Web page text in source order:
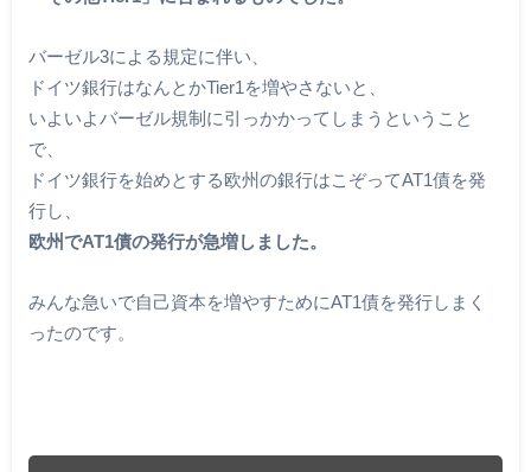
バーゼル3による規定に伴い、
ドイツ銀行はなんとかTier1を増やさないと、
いよいよバーゼル規制に引っかかってしまうということ
で、
ドイツ銀行を始めとする欧州の銀行はこぞってAT1債を発
行し、
欧州でAT1債の発行が急増しました。
みんな急いで自己資本を増やすためにAT1債を発行しまく
ったのです。